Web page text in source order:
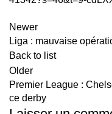
Newer
Liga : mauvaise
Back to list
Older
Premier League :
ce derby